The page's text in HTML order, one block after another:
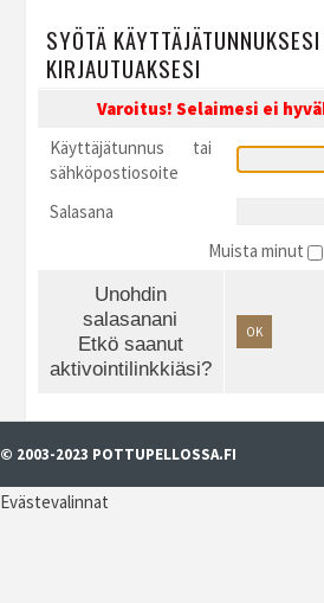
SYÖTÄ
KIRJAUTUAKSESI
Varoitus! Selaimesi ei
Käyttäjätunnus tai
sähköpostiosoite
Salasana
Muista minut
Unohdin
salasanani
Etkö saanut
aktivointilinkkiäsi?
OK
© 2003-2023 POTTUPELLOSSA.FI
Evästevalinnat